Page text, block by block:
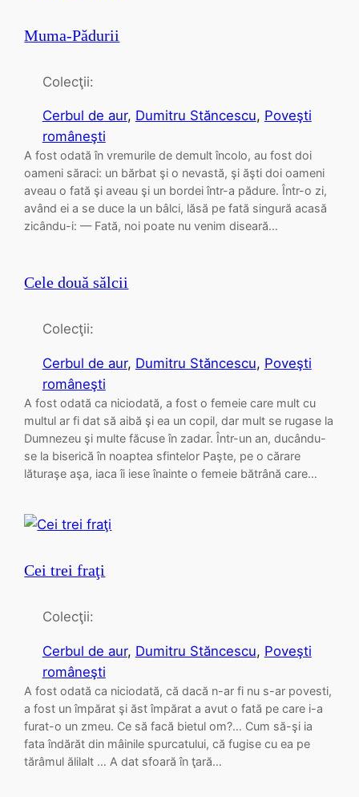
Muma-Pădurii
Colecţii:
Cerbul de aur, Dumitru Stăncescu, Poveşti
româneşti
A fost odată în vremurile de demult încolo, au fost doi
oameni săraci: un bărbat şi o nevastă, şi ăşti doi oameni
aveau o fată şi aveau şi un bordei într-a pădure. Într-o zi,
având ei a se duce la un bâlci, lăsă pe fată singură acasă
zicându-i: — Fată, noi poate nu venim diseară…
Cele două sălcii
Colecţii:
Cerbul de aur, Dumitru Stăncescu, Poveşti
româneşti
A fost odată ca niciodată, a fost o femeie care mult cu
multul ar fi dat să aibă şi ea un copil, dar mult se rugase la
Dumnezeu şi multe făcuse în zadar. Într-un an, ducându-
se la biserică în noaptea sfintelor Paşte, pe o cărare
lăturaşe aşa, iaca îi iese înainte o femeie bătrână care…
Cei trei fraţi
Colecţii:
Cerbul de aur, Dumitru Stăncescu, Poveşti
româneşti
A fost odată ca niciodată, că dacă n-ar fi nu s-ar povesti,
a fost un împărat şi ăst împărat a avut o fată pe care i-a
furat-o un zmeu. Ce să facă bietul om?… Cum să-şi ia
fata îndărăt din mâinile spurcatului, că fugise cu ea pe
tărâmul ălilalt … A dat sfoară în ţară…